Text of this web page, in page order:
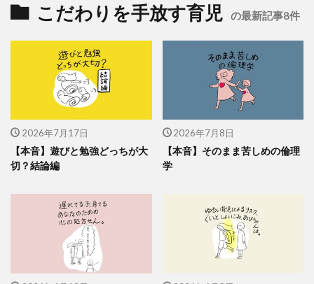
こだわりを手放す育児 の最新記事8件
2026年7月17日
【本音】遊びと勉強どっちが大
切？結論編
2026年7月8日
【本音】そのまま苦しめの倫理
学